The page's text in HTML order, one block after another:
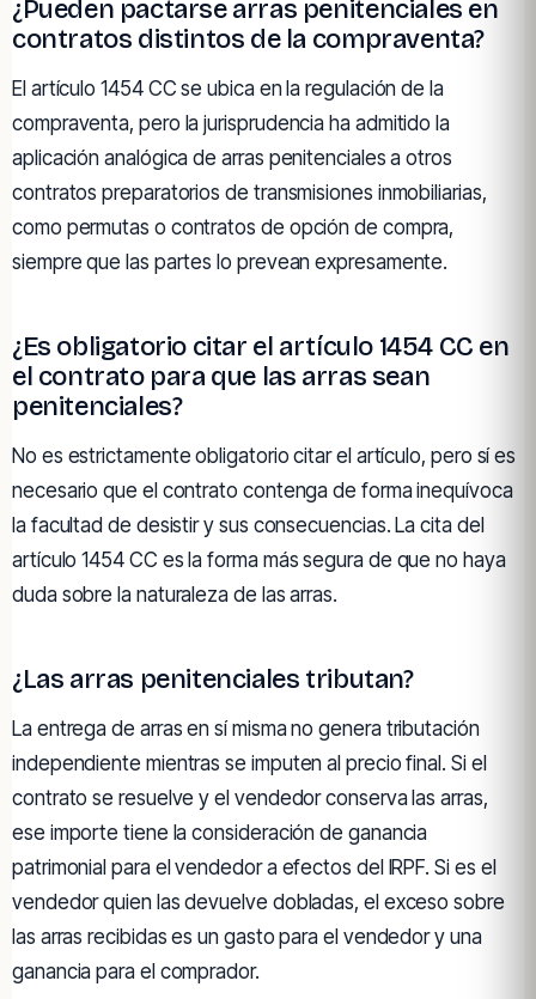
¿Pueden pactarse arras penitenciales en
contratos distintos de la compraventa?
El artículo 1454 CC se ubica en la regulación de la
compraventa, pero la jurisprudencia ha admitido la
aplicación analógica de arras penitenciales a otros
contratos preparatorios de transmisiones inmobiliarias,
como permutas o contratos de opción de compra,
siempre que las partes lo prevean expresamente.
¿Es obligatorio citar el artículo 1454 CC en
el contrato para que las arras sean
penitenciales?
No es estrictamente obligatorio citar el artículo, pero sí es
necesario que el contrato contenga de forma inequívoca
la facultad de desistir y sus consecuencias. La cita del
artículo 1454 CC es la forma más segura de que no haya
duda sobre la naturaleza de las arras.
¿Las arras penitenciales tributan?
La entrega de arras en sí misma no genera tributación
independiente mientras se imputen al precio final. Si el
contrato se resuelve y el vendedor conserva las arras,
ese importe tiene la consideración de ganancia
patrimonial para el vendedor a efectos del IRPF. Si es el
vendedor quien las devuelve dobladas, el exceso sobre
las arras recibidas es un gasto para el vendedor y una
ganancia para el comprador.